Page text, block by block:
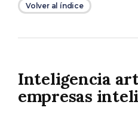
Volver al índice
Inteligencia
empresas